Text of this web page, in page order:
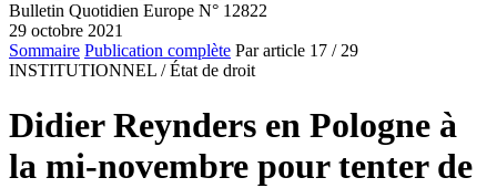
Bulletin Quotidien Europe N° 12822
29 octobre 2021
Sommaire Publication complète Par article 17 / 29
INSTITUTIONNEL / État de droit
Didier Reynders en Pologne à
la mi-novembre pour tenter de